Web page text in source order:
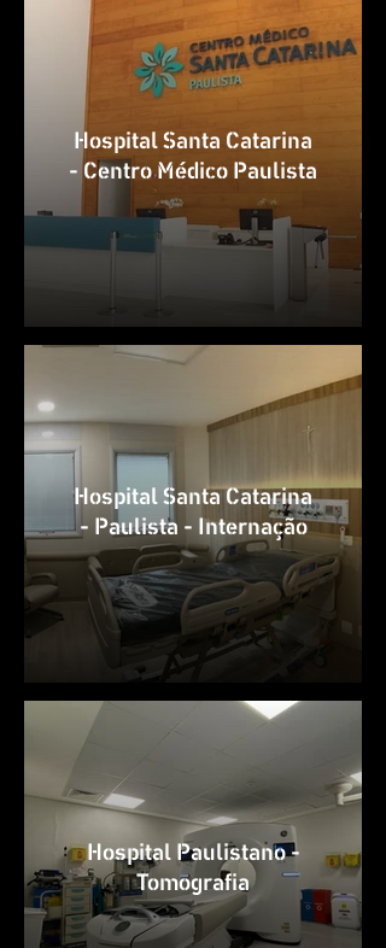
Hospital Santa Catarina
- Centro Médico Paulista
Hospital Santa Catarina
- Paulista - Internação
Hospital Paulistano -
Tomografia